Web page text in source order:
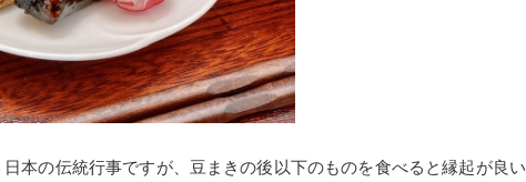
本の伝統行事ですが、豆まきの後以下のものを食べると縁起が良い